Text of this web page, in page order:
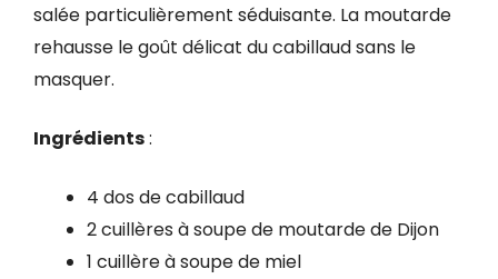
salée particulièrement séduisante. La moutarde
rehausse le goût délicat du cabillaud sans le
masquer.
Ingrédients:
4 dos de cabillaud
2 cuillères à soupe de moutarde de Dijon
1 cuillère à soupe de miel